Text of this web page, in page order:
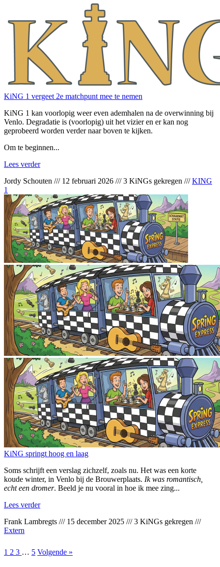
KiNG 1 vergeet 2e matchpunt mee te nemen
KiNG 1 kan voorlopig weer even ademhalen na de overwinning bij
Venlo. Degradatie is (voorlopig) uit het vizier en er kan nog
geprobeerd worden verder naar boven te kijken.
Om te beginnen...
Lees verder
Jordy Schouten /// 12 februari 2026 ///3 KiNGs gekregen ///KING
1
KiNG springt hoog en laag
Soms schrijft een verslag zichzelf, zoals nu. Het was een korte
koude winter, in Venlo bij de Brouwerplaats. Ik was romantisch,
echt een dromer. Beeld je nu vooral in hoe ik mee zing...
Lees verder
Frank Lambregts /// 15 december 2025 ///3 KiNGs gekregen ///
Extern
1 2 3 … 5 Volgende »